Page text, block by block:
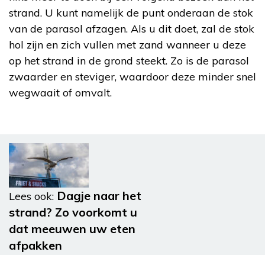
strand. U kunt namelijk de punt onderaan de stok
van de parasol afzagen. Als u dit doet, zal de stok
hol zijn en zich vullen met zand wanneer u deze
op het strand in de grond steekt. Zo is de parasol
zwaarder en steviger, waardoor deze minder snel
wegwaait of omvalt.
Lees ook: Dagje naar het
strand? Zo voorkomt u
dat meeuwen uw eten
afpakken